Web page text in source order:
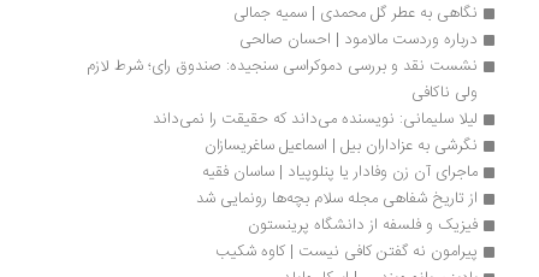
نگاهی به عطر گل محمدی | سمیه جمالی
درباره وردست مالامود | احسان صالحی
نشست نقد و بررسی دموکراسی سنجیده: صندوق رای؛ شرط لازم
ولی ناکافی
لیلا سلیمانی: نویسنده می‌داند که حقیقت را نمی‌داند
نگرشی به عزاداران بیل | اسماعیل ساغریسازان
ماجرای آن زن وفادار یا پنلوپیاد | ساسان فقیه
از تاریخ شفاهی مجله سلام بچه‌ها رونمایی شد
فیزیک و فلسفه از دانشگاه پرینستون
پیرامون نه گفتن کافی نیست | کاوه شکیب